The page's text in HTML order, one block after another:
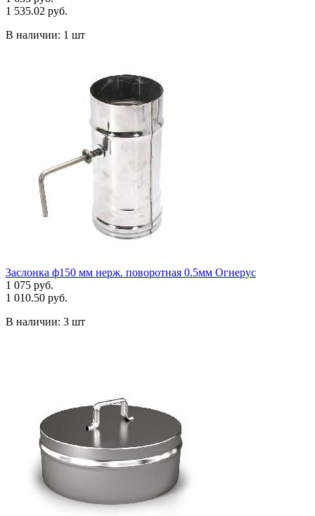
1 535.02 руб.
В наличии: 1 шт
Заслонка ф150 мм нерж. поворотная 0.5мм Огнерус
1 075 руб.
1 010.50 руб.
В наличии: 3 шт